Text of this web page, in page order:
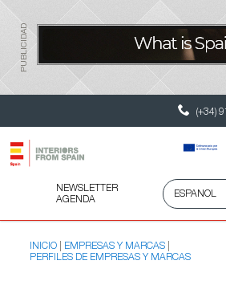
PUBLICIDAD
(+34)
NEWSLETTER
AGENDA
idioma
INICIO
EMPRESAS Y MARCAS
PERFILES DE EMPRESAS Y MARCAS